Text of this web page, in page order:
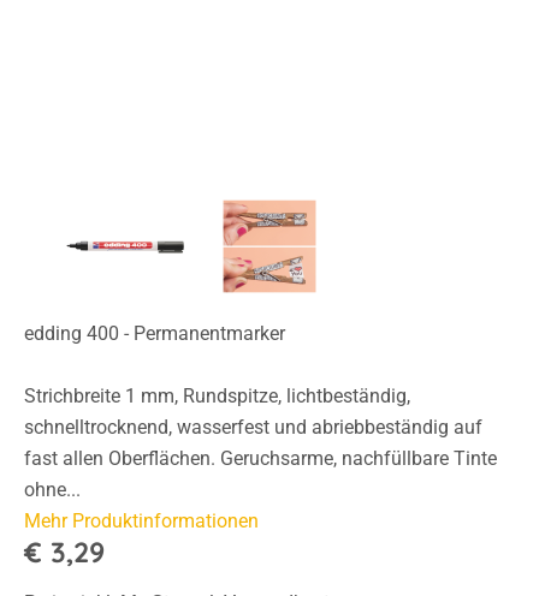
edding 400 - Permanentmarker
Strichbreite 1 mm, Rundspitze, lichtbeständig,
schnelltrocknend, wasserfest und abriebbeständig auf
fast allen Oberflächen. Geruchsarme, nachfüllbare Tinte
ohne...
Mehr Produktinformationen
€ 3,29